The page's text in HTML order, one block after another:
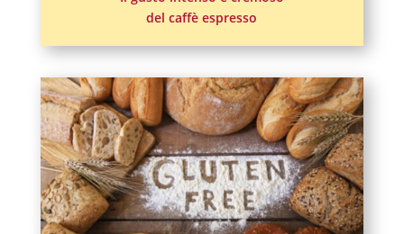
del caffè espresso